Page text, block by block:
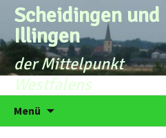
Zum
Inhalt
springen
Scheidingen und
Illingen
der Mittelpunkt
Westfalens
Menü